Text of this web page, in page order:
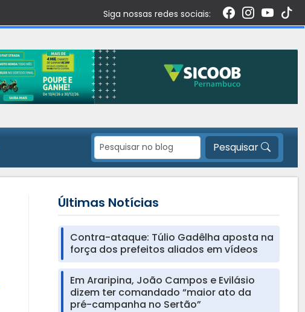
Siga nossas redes sociais:
Pesquisar
Últimas Notícias
Contra-ataque: Túlio Gadêlha aposta na
força dos prefeitos aliados em vídeos
Em Araripina, João Campos e Evilásio
dizem ter comandado “maior ato da
pré-campanha no Sertão”